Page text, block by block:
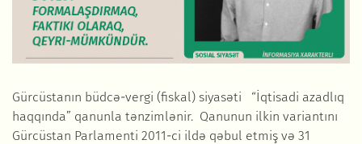
Gürcüstanın büdcə-vergi (fiskal) siyasəti “İqtisadi azadlıq
haqqında” qanunla tənzimlənir. Qanunun ilkin variantını
Gürcüstan Parlamenti 2011-ci ildə qəbul etmiş və 31